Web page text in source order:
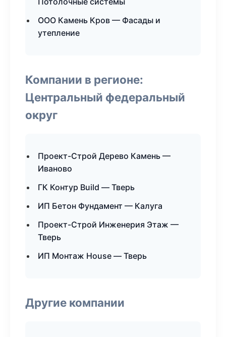
ООО Камень Кров — Фасады и
утепление
Компании в регионе:
Центральный федеральный
округ
Проект-Строй Дерево Камень —
Иваново
ГК Контур Build — Тверь
ИП Бетон Фундамент — Калуга
Проект-Строй Инженерия Этаж —
Тверь
ИП Монтаж House — Тверь
Другие компании